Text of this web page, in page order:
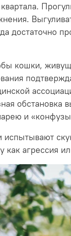
достаточно
кошки,
обстановка
и
агрессия